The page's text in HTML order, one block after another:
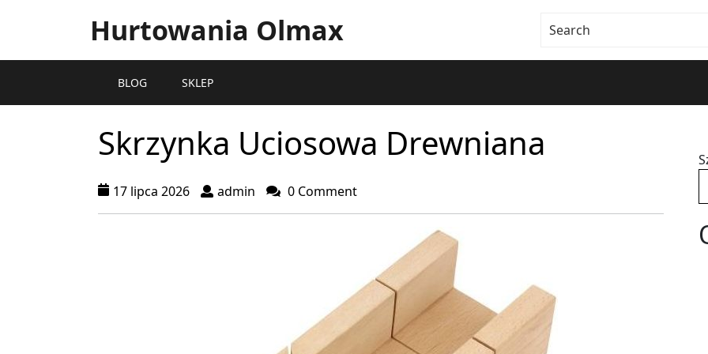
Hurtowania Olmax
BLOG SKLEP
Skrzynka Uciosowa Drewniana
17 lipca 2026 admin 0 Comment